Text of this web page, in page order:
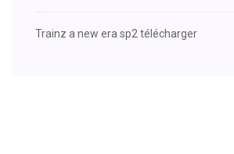
Trainz a new era sp2 télécharger